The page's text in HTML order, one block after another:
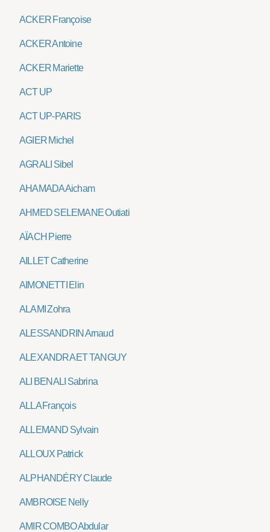
ACKER Françoise
ACKER Antoine
ACKER Mariette
ACT UP
ACT UP-PARIS
AGIER Michel
AGRALI Sibel
AHAMADA Aicham
AHMED SELEMANE Outiati
AÏACH Pierre
AILLET Catherine
AIMONETTI Elin
ALAMI Zohra
ALESSANDRIN Arnaud
ALEXANDRA ET TANGUY
ALI BENALI Sabrina
ALLA François
ALLEMAND Sylvain
ALLOUX Patrick
ALPHANDÉRY Claude
AMBROISE Nelly
AMIR COMBO Abdular